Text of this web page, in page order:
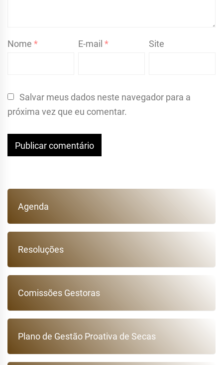
Nome * E-mail* Site
Salvar meus dados neste navegador para a
próxima vez que eu comentar.
Agenda
Resoluções
Comissões Gestoras
Plano de Gestão Proativa de Secas